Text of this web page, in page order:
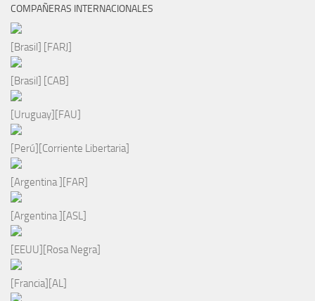
COMPAÑERAS INTERNACIONALES
[Brasil] [FARJ]
[Brasil] [CAB]
[Uruguay][FAU]
[Perú][Corriente Libertaria]
[Argentina ][FAR]
[Argentina ][ASL]
[EEUU][Rosa Negra]
[Francia][AL]